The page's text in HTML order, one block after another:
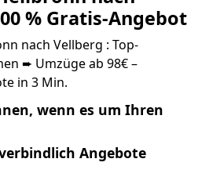
% Gratis-Angebot
nach Vellberg : Top-
➨ Umzüge ab 98€ –
in 3 Min.
wenn es um Ihren
Angebote